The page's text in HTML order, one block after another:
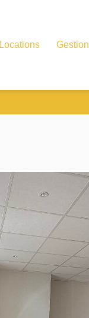
Locations Gestion